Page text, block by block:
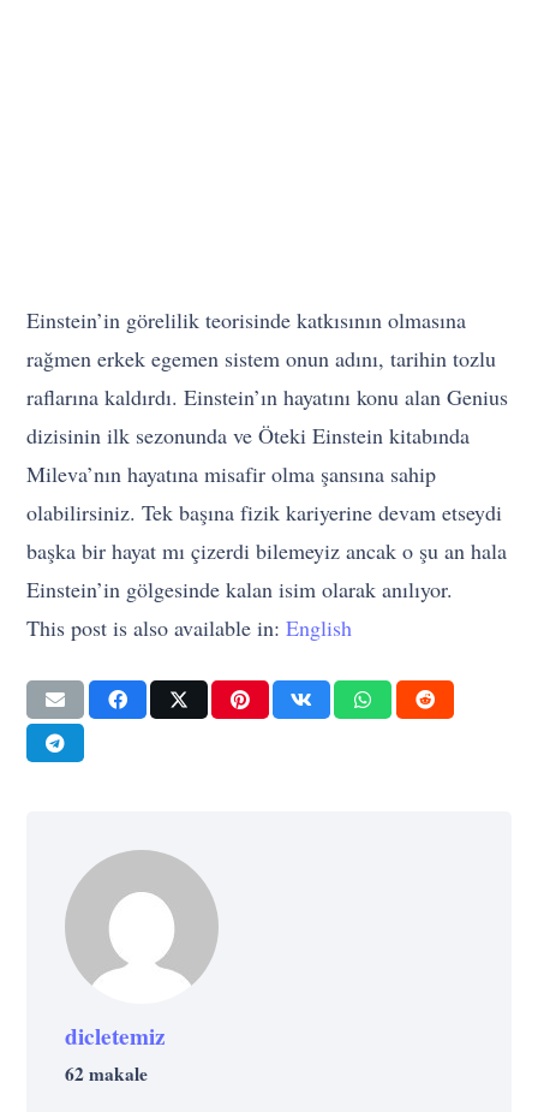
Einstein’in görelilik teorisinde katkısının olmasına
rağmen erkek egemen sistem onun adını, tarihin tozlu
raflarına kaldırdı. Einstein’ın hayatını konu alan Genius
dizisinin ilk sezonunda ve Öteki Einstein kitabında
Mileva’nın hayatına misafir olma şansına sahip
olabilirsiniz. Tek başına fizik kariyerine devam etseydi
başka bir hayat mı çizerdi bilemeyiz ancak o şu an hala
Einstein’in gölgesinde kalan isim olarak anılıyor.
This post is also available in:English
dicletemiz
62 makale